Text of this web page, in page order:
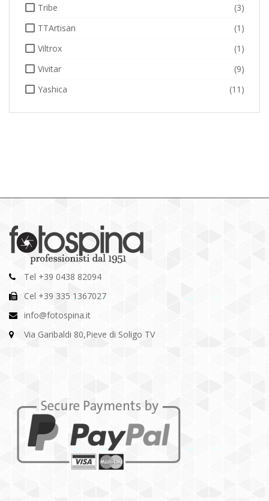
Tribe
(3)
TTArtisan
(1)
Viltrox
(1)
Vivitar
(9)
Yashica
(11)
Tel +39 0438 82094
Cel +39 335 1367027
info@fotospina.it
Via Garibaldi 80,Pieve di Soligo TV